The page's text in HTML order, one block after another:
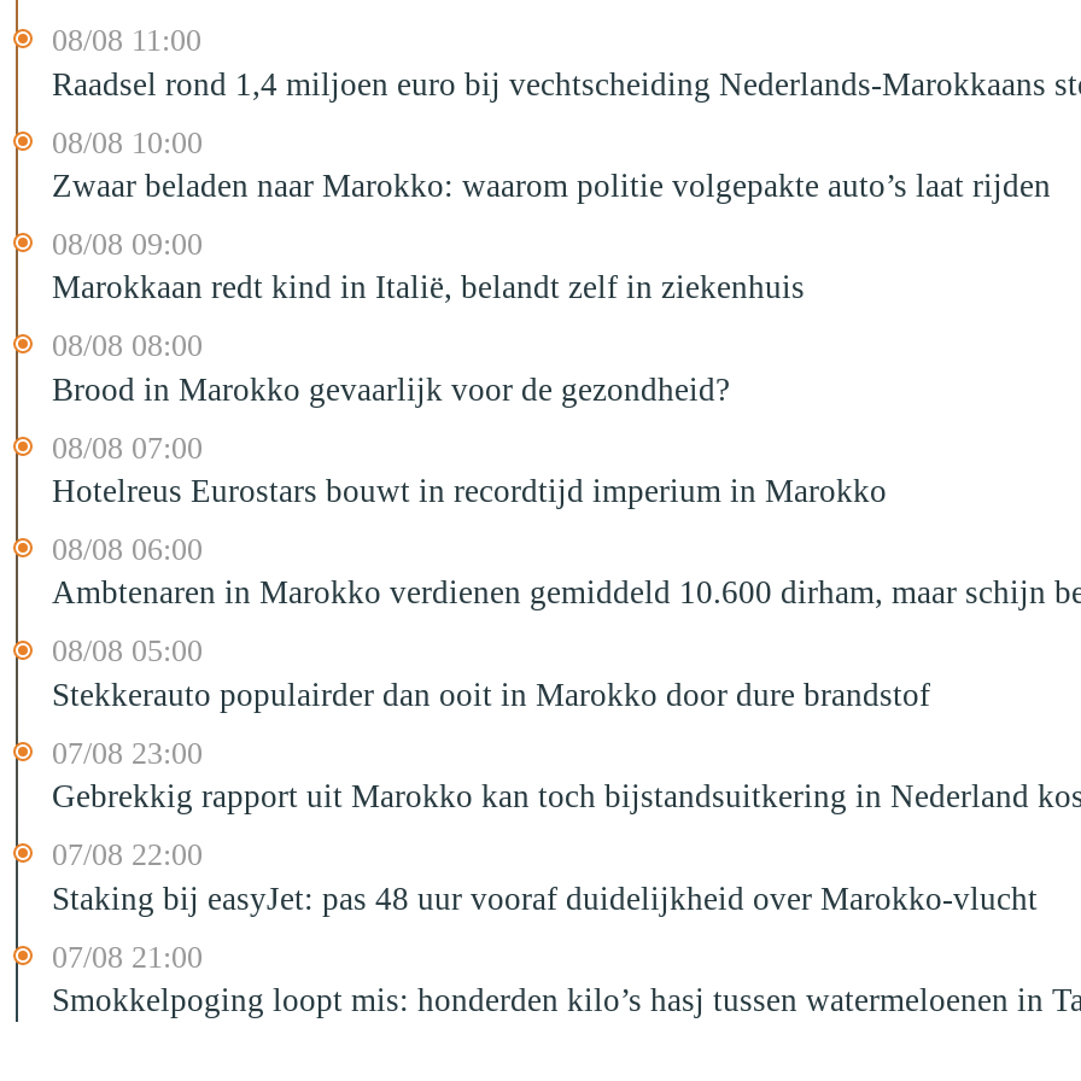
08/08 11:00
Raadsel rond 1,4 miljoen euro bij vechtscheiding Nederlands-Marokkaans
08/08 10:00
Zwaar beladen naar Marokko: waarom politie volgepakte auto’s laat rijden
08/08 09:00
Marokkaan redt kind in Italië, belandt zelf in ziekenhuis
08/08 08:00
Brood in Marokko gevaarlijk voor de gezondheid?
08/08 07:00
Hotelreus Eurostars bouwt in recordtijd imperium in Marokko
08/08 06:00
Ambtenaren in Marokko verdienen gemiddeld 10.600 dirham, maar schijn
08/08 05:00
Stekkerauto populairder dan ooit in Marokko door dure brandstof
07/08 23:00
Gebrekkig rapport uit Marokko kan toch bijstandsuitkering in Nederland
07/08 22:00
Staking bij easyJet: pas 48 uur vooraf duidelijkheid over Marokko-vlucht
07/08 21:00
Smokkelpoging loopt mis: honderden kilo’s hasj tussen watermeloenen in